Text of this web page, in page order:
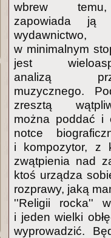
wbrew
zapowiada ją
wydawnictwo,
w minimalnym
jest
analizą
muzycznego.
zresztą
można poddać i
notce
i kompozytor, z
zwątpienia nad
ktoś urządza
rozprawy, jaką
''Religii rocka''
i jeden wielki
wyprowadzić.